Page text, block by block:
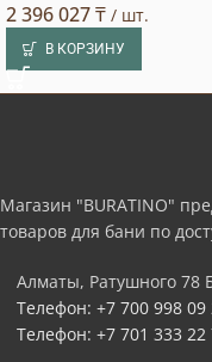
2 396 027₸ / шт.
В КОРЗИНУ
Магазин "BURATINO"
товаров для бани по
Алматы, Ратушного 78
Телефон: +7 700 998 09
Телефон: +7 701 333 22